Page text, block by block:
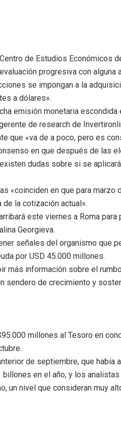
de Estudios Económicos
progresiva con alguna
se impongan a la
a dólares».
emisión monetaria escondida
de research de
que «va de a poco, pero es
en que después de las
dudas sobre si se
«coinciden en que para marzo
la cotización actual».
este viernes a Roma para
Georgieva.
señales del organismo que
por USD 45.000 millones.
más información sobre el
sendero de crecimiento y
millones al Tesoro en
de septiembre, que había
en el año, y los
un nivel que consideran muy